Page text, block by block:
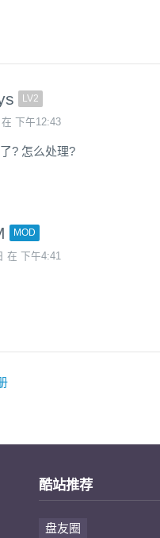
LV2
下午12:43
? 怎么处理?
MOD
在 下午4:41
酷站推荐
盘友圈